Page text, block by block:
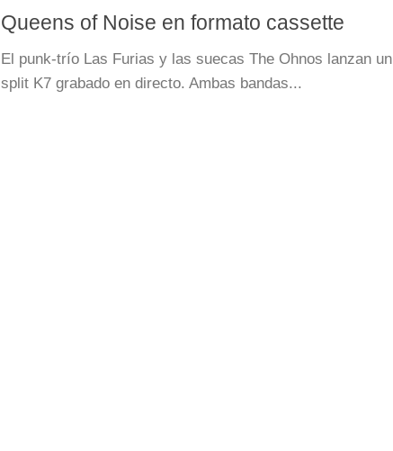
Queens of Noise en formato cassette
El punk-trío Las Furias y las suecas The Ohnos lanzan un
split K7 grabado en directo. Ambas bandas...